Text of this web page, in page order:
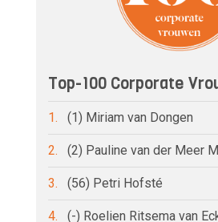
Top-100 Corporate
1. (1) Miriam van Dongen
2. (2) Pauline van der Meer
3. (56) Petri Hofsté
4. (-) Roelien Ritsema van